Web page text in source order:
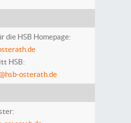
die HSB Homepage:
HSB:
osterath.de